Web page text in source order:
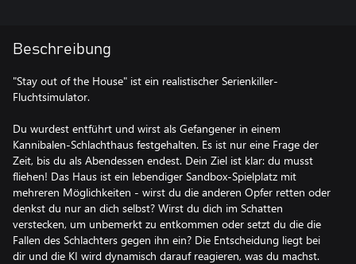
Beschreibung
"Stay out of the House" ist ein realistischer Serienkiller-
Fluchtsimulator.
Du wurdest entführt und wirst als Gefangener in einem
Kannibalen-Schlachthaus festgehalten. Es ist nur eine Frage der
Zeit, bis du als Abendessen endest. Dein Ziel ist klar: du musst
fliehen! Das Haus ist ein lebendiger Sandbox-Spielplatz mit
mehreren Möglichkeiten - wirst du die anderen Opfer retten oder
denkst du nur an dich selbst? Wirst du dich im Schatten
verstecken, um unbemerkt zu entkommen oder setzt du die die
Fallen des Schlachters gegen ihn ein? Die Entscheidung liegt bei
dir und die KI wird dynamisch darauf reagieren, was du machst.